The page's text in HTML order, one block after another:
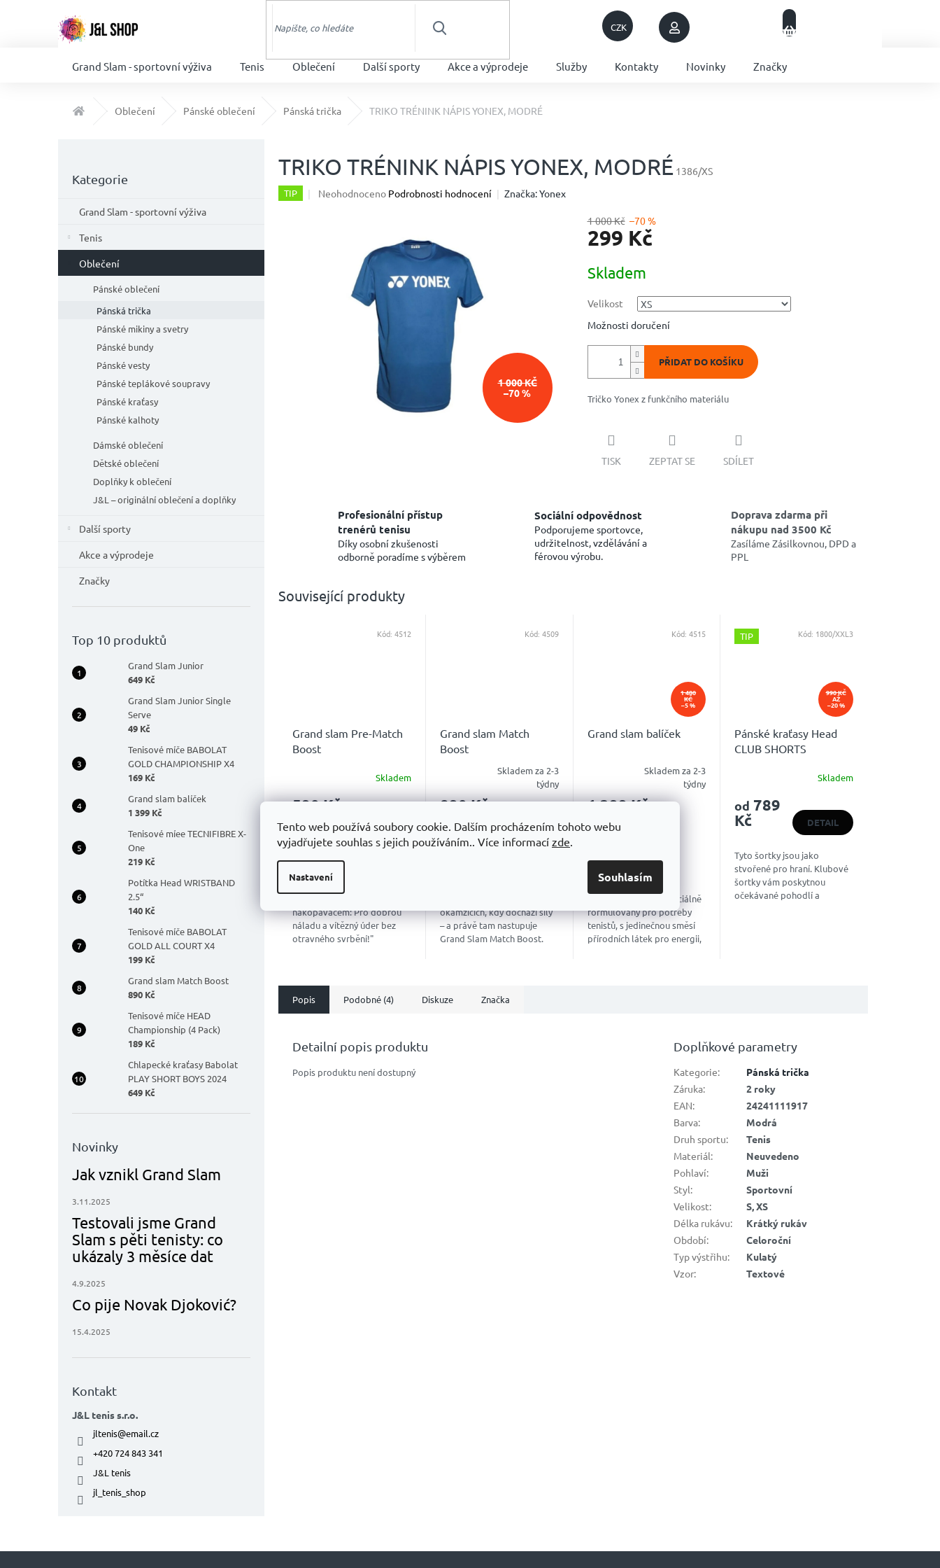
Tento web používá soubory cookie. Dalším procházením tohoto webu
vyjadřujete souhlas s jejich používáním.. Více informací zde.
Nastavení Souhlasím
CZK
HLEDAT
Grand Slam - sportovní výživa Tenis Oblečení Další sporty Akce a výprodeje Služby Kontakty Novinky Značky
Domů Oblečení Pánské oblečení Pánská trička TRIKO TRÉNINK NÁPIS YONEX, MODRÉ
n
kategorie
Kategorie
Grand Slam - sportovní výživa
Tenis
Oblečení
Pánské oblečení
Pánská trička
Pánské mikiny a svetry
Pánské bundy
Pánské vesty
Pánské teplákové soupravy
Pánské kraťasy
Pánské kalhoty
Dámské oblečení
Dětské oblečení
Doplňky k oblečení
J&L – originální oblečení a doplňky
Další sporty
Akce a výprodeje
Značky
Top 10 produktů
Grand Slam Junior
649 Kč
Grand Slam Junior Single
Serve
49 Kč
Tenisové míče BABOLAT
GOLD CHAMPIONSHIP X4
169 Kč
Grand slam balíček
1 399 Kč
Tenisové míee TECNIFIBRE X-
One
219 Kč
Potítka Head WRISTBAND
2.5“
140 Kč
Tenisové míče BABOLAT
GOLD ALL COURT X4
199 Kč
Grand slam Match Boost
890 Kč
Tenisové míče HEAD
Championship (4 Pack)
189 Kč
Chlapecké kraťasy Babolat
PLAY SHORT BOYS 2024
649 Kč
Novinky
Jak vznikl Grand Slam
3.11.2025
Testovali jsme Grand
Slam s pěti tenisty: co
ukázaly 3 měsíce dat
4.9.2025
Co pije Novak Djoković?
15.4.2025
Kontakt
J&L tenis s.r.o.
jltenis@email.cz
+420 724 843 341
J&L tenis
jl_tenis_shop
TRIKO TRÉNINK NÁPIS YONEX, MODRÉ 1386/XS
TIP
Průměrné
hvězdiček.
Neohodnoceno Podrobnosti hodnocení Značka:Yonex
1 000 KČ
–70 %
1 000 Kč –70 %
299 Kč
cena:
Skladem
Velikost
Možnosti doručení
PŘIDAT DO KOŠÍKU
Tričko Yonex z funkčního materiálu
TISK ZEPTAT SE SDÍLET
Profesionální přístup
trenérů tenisu
Díky osobní zkušenosti
odborně poradíme s výběrem
Sociální odpovědnost
Podporujeme sportovce,
udržitelnost, vzdělávání a
férovou výrobu.
Doprava zdarma při
nákupu nad 3500 Kč
Zasíláme Zásilkovnou, DPD a
PPL
Související produkty
Grand slam Pre-Match
Boost
produktu
4,9
z
5
hvězdiček.
Skladem
590 Kč
DO KOŠÍKU
nakopávačem: Pro dobrou
náladu a vítězný úder bez
otravného svrbění!"
Kód: 4512
Grand slam Match
Boost
produktu
4,8
z
Skladem za 2-3
týdny
890 Kč
okamžicích, kdy dochází síly
– a právě tam nastupuje
Grand Slam Match Boost.
Kód: 4509
1 480
KČ
–5 %
Grand slam balíček
produktu
4,9
5
hvězdiček.
Skladem za 2-3
týdny
1 399 Kč
Nápoj pro tenisty: Speciálně
formulovaný pro potřeby
tenistů, s jedinečnou směsí
přírodních látek pro energii,
Kód:4515 TIP
990 KČ
AŽ
–20 %
Pánské kraťasy Head
CLUB SHORTS
Skladem
od 789
Kč
DETAIL
Tyto šortky jsou jako
stvořené pro hraní. Klubové
šortky vám poskytnou
očekávané pohodlí a
Kód: 1800/XXL3
Popis Podobné (4) Diskuze Značka
Detailní popis produktu
Popis produktu není dostupný
Doplňkové parametry
Kategorie:
Pánská trička
Záruka:
2 roky
EAN:
24241111917
Barva:
Modrá
Druh sportu:
Tenis
Materiál:
Neuvedeno
Pohlaví:
Muži
Styl:
Sportovní
Velikost:
S, XS
Délka rukávu:
Krátký rukáv
Období:
Celoroční
Typ výstřihu:
Kulatý
Vzor: Textové